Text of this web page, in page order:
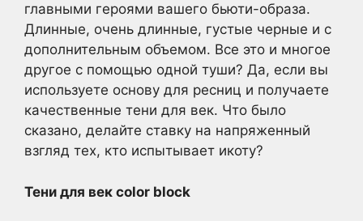
главными героями вашего бьюти-образа.
Длинные, очень длинные, густые черные и с
дополнительным объемом. Все это и многое
другое с помощью одной туши? Да, если вы
используете основу для ресниц и получаете
качественные тени для век. Что было
сказано, делайте ставку на напряженный
взгляд тех, кто испытывает икоту?
Тени для век color block